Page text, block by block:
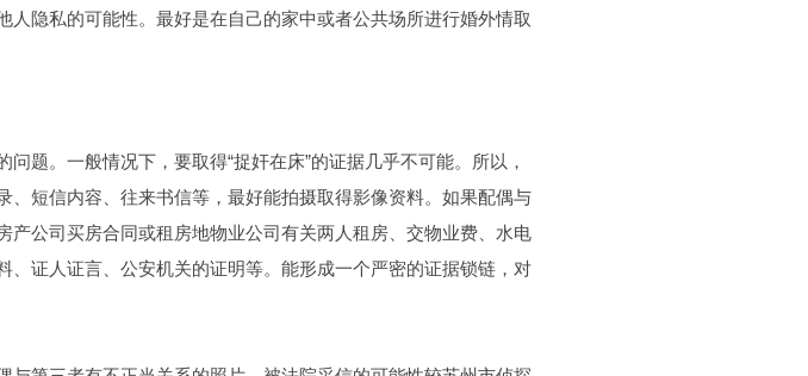
隐私的可能性。最好是在自己的家中或者公共场所进行婚外情取
。一般情况下，要取得“捉奸在床”的证据几乎不可能。所以，
短信内容、往来书信等，最好能拍摄取得影像资料。如果配偶与
公司买房合同或租房地物业公司有关两人租房、交物业费、水电
、证人证言、公安机关的证明等。能形成一个严密的证据锁链，对